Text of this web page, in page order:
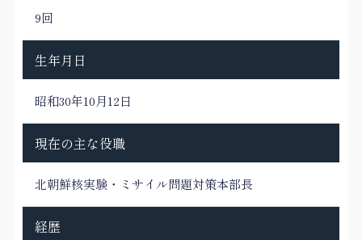
9回
生年月日
昭和30年10月12日
現在の主な役職
北朝鮮核実験・ミサイル問題対策本部長
経歴